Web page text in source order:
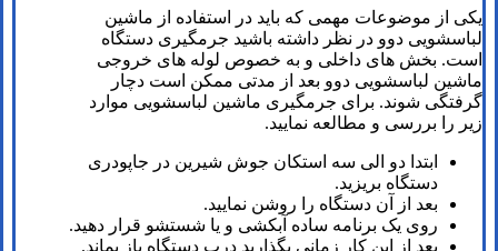
یکی از موضوعات مهمی که باید در استفاده از ماشین
لباسشویی دوو در نظر داشته باشید جرمگیری دستگاه
است. بخش های داخلی و به خصوص لوله های خروجی
ماشین لباسشویی دوو بعد از مدتی ممکن است دچار
گرفتگی شوند. برای جرمگیری ماشین لباسشویی موارد
زیر را بررسی و مطالعه نمایید.
ابتدا دو الی سه استکان جوش شیرین در جاپودری
دستگاه بریزید.
بعد از آن دستگاه را روشن نمایید.
روی یک برنامه ساده آبکشی و یا شستشو قرار دهید.
بعد از این کار زمانی بگذارید درب دستگاه باز بماند.